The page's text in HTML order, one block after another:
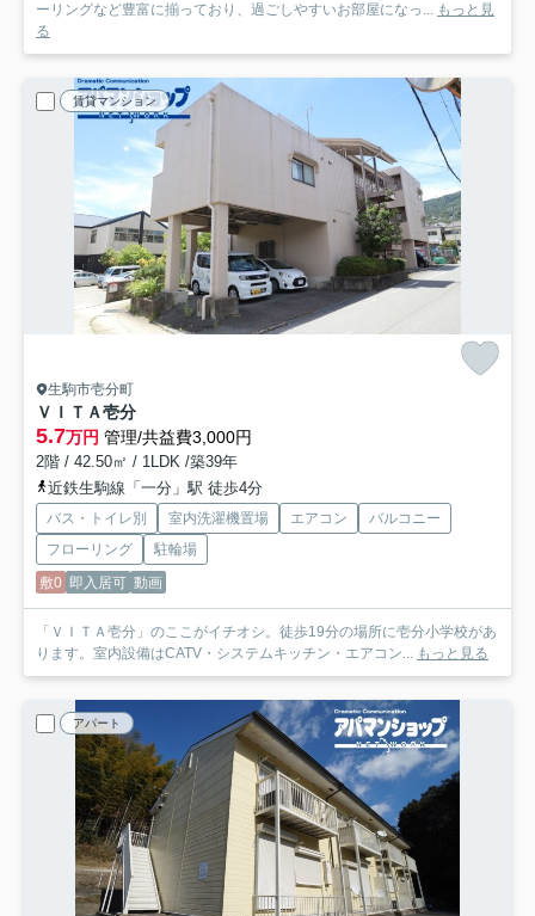
ーリングなど豊富に揃っており、過ごしやすいお部屋になっ... もっと見
る
賃貸マンション
生駒市壱分町
ＶＩＴＡ壱分
5.7万円 管理/共益費3,000円
2階 / 42.50㎡ / 1LDK /築39年
近鉄生駒線「一分」駅 徒歩4分
バス・トイレ別 室内洗濯機置場 エアコン
バルコニー
フローリング
駐輪場
敷0 即入居可 動画
「ＶＩＴＡ壱分」のここがイチオシ。徒歩19分の場所に壱分小学校があ
ります。室内設備はCATV・システムキッチン・エアコン... もっと見る
アパート